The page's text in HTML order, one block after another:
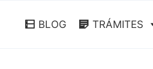
BLOG TRÁMITES